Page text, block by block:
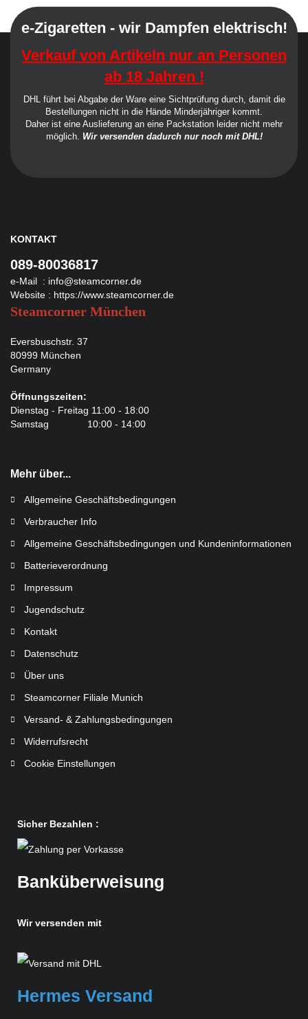
e-Zigaretten - wir Dampfen elektrisch!
Verkauf von Artikeln nur an Personen
ab 18 Jahren !
DHL führt bei Abgabe der Ware eine Sichtprüfung durch, damit die
Bestellungen nicht in die Hände Minderjähriger kommt.
Daher ist eine Auslieferung an eine Packstation leider nicht mehr
möglich. Wir versenden dadurch nur noch mit DHL!
KONTAKT
089-80036817
e-Mail : info@steamcorner.de
Website : https://www.steamcorner.de
Steamcorner München
Eversbuschstr. 37
80999 München
Germany
Öffnungszeiten:
Dienstag - Freitag 11:00 - 18:00
Samstag 10:00 - 14:00
Mehr über...
Allgemeine Geschäftsbedingungen
Verbraucher Info
Allgemeine Geschäftsbedingungen und Kundeninformationen
Batterieverordnung
Impressum
Jugendschutz
Kontakt
Datenschutz
Über uns
Steamcorner Filiale Munich
Versand- & Zahlungsbedingungen
Widerrufsrecht
Cookie Einstellungen
Sicher Bezahlen :
Banküberweisung
Wir versenden mit
Hermes Versand